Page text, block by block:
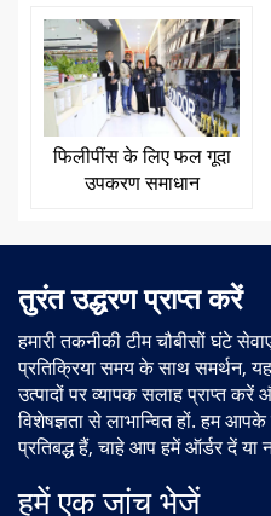
फिलीपींस के लिए फल गूदा
उपकरण समाधान
तुरंत उद्धरण प्राप्त करें
हमारी तकनीकी टीम चौबीसों घंटे
प्रतिक्रिया समय के साथ समर्थन,
उत्पादों पर व्यापक सलाह प्राप्त करें
विशेषज्ञता से लाभान्वित हों. हम
प्रतिबद्ध हैं, चाहे आप हमें ऑर्डर दें या
हमें एक जांच भेजें